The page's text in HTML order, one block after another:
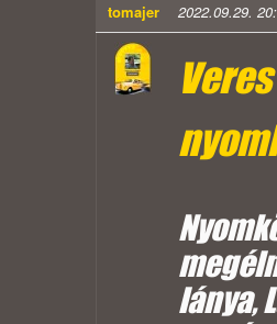
tomajer
2022.09.29.
lánya,